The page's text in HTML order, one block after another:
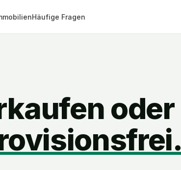
Häufige Fragen
oder